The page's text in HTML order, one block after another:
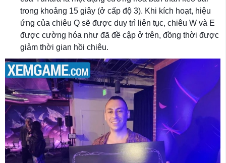
trong khoảng 15 giây (ở cấp độ 3). Khi kích hoạt, hiệu
ứng của chiêu Q sẽ được duy trì liên tục, chiêu W và E
được cường hóa như đã đề cập ở trên, đồng thời được
giảm thời gian hồi chiêu.